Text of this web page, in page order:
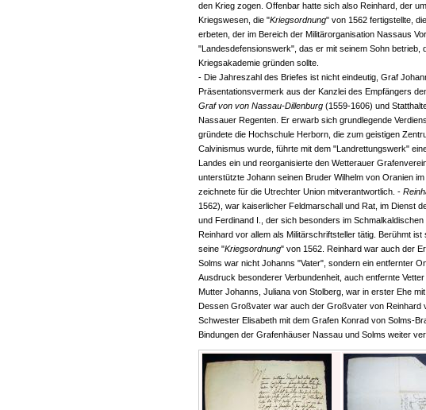
den Krieg zogen. Offenbar hatte sich also Reinhard, der
Kriegswesen, die "Kriegsordnung" von 1562 fertigstellte,
erbeten, der im Bereich der Militärorganisation Nassaus
"Landesdefensionswerk", das er mit seinem Sohn betrieb,
Kriegsakademie gründen sollte.
- Die Jahreszahl des Briefes ist nicht eindeutig, Graf
Präsentationsvermerk aus der Kanzlei des Empfängers
Graf von von Nassau-Dillenburg (1559-1606) und
Nassauer Regenten. Er erwarb sich grundlegende
gründete die Hochschule Herborn, die zum geistigen
Calvinismus wurde, führte mit dem "Landrettungswerk"
Landes ein und reorganisierte den Wetterauer
unterstützte Johann seinen Bruder Wilhelm von Oranien
zeichnete für die Utrechter Union mitverantwortlich. -
1562), war kaiserlicher Feldmarschall und Rat, im Dienst
und Ferdinand I., der sich besonders im
Reinhard vor allem als Militärschriftsteller tätig. Berühmt
seine "Kriegsordnung" von 1562. Reinhard war auch der
Solms war nicht Johanns "Vater", sondern ein entfernter
Ausdruck besonderer Verbundenheit, auch entfernte
Mutter Johanns, Juliana von Stolberg, war in erster Ehe
Dessen Großvater war auch der Großvater von Reinhard
Schwester Elisabeth mit dem Grafen Konrad von Solms-
Bindungen der Grafenhäuser Nassau und Solms weiter